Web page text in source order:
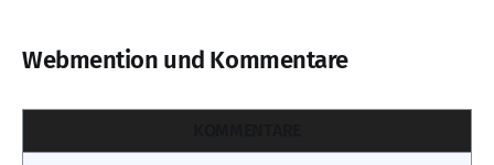
Webmention und Kommentare